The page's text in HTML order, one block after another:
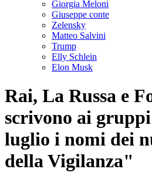
Giorgia Meloni
Giuseppe conte
Zelensky
Matteo Salvini
Trump
Elly Schlein
Elon Musk
Rai, La Russa e
scrivono ai
luglio i nomi dei
della Vigilanza"